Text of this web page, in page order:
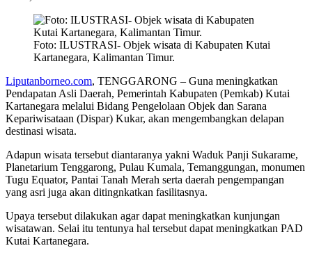
Foto: ILUSTRASI- Objek wisata di Kabupaten Kutai
Kartanegara, Kalimantan Timur.
Liputanborneo.com, TENGGARONG – Guna meningkatkan
Pendapatan Asli Daerah, Pemerintah Kabupaten (Pemkab) Kutai
Kartanegara melalui Bidang Pengelolaan Objek dan Sarana
Kepariwisataan (Dispar) Kukar, akan mengembangkan delapan
destinasi wisata.
Adapun wisata tersebut diantaranya yakni Waduk Panji Sukarame,
Planetarium Tenggarong, Pulau Kumala, Temanggungan, monumen
Tugu Equator, Pantai Tanah Merah serta daerah pengempangan
yang asri juga akan ditingnkatkan fasilitasnya.
Upaya tersebut dilakukan agar dapat meningkatkan kunjungan
wisatawan. Selai itu tentunya hal tersebut dapat meningkatkan PAD
Kutai Kartanegara.